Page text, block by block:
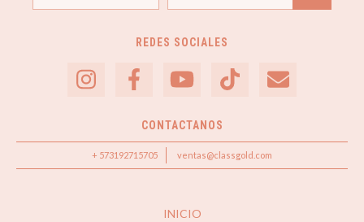
REDES SOCIALES
CONTACTANOS
+ 573192715705 ventas@classgold.com
INICIO